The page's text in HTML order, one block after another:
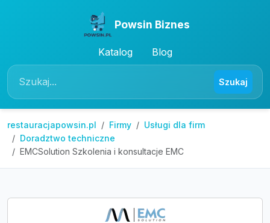
Powsin Biznes
Katalog Blog
Szukaj
restauracjapowsin.pl Firmy
Usługi dla firm
Doradztwo techniczne
EMCSolution Szkolenia i konsultacje EMC